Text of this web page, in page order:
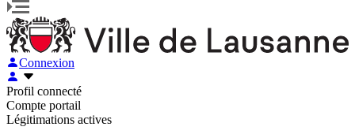
Connexion
Profil connecté
Compte portail
Légitimations actives